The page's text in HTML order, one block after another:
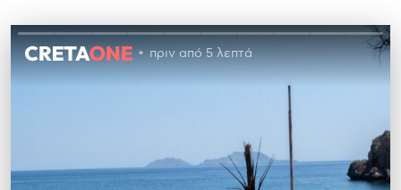
πριν από 5 λεπτά